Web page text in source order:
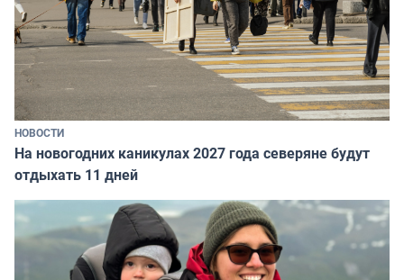
НОВОСТИ
На новогодних каникулах 2027 года северяне будут
отдыхать 11 дней